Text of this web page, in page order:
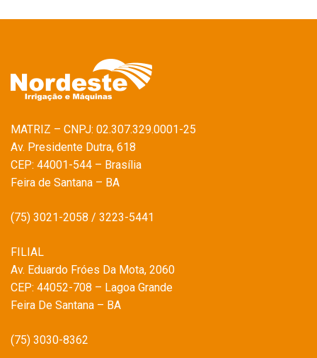
MATRIZ – CNPJ: 02.307.329.0001-25
Av. Presidente Dutra, 618
CEP: 44001-544 – Brasília
Feira de Santana – BA
(75) 3021-2058 / 3223-5441
FILIAL
Av. Eduardo Fróes Da Mota, 2060
CEP: 44052-708 – Lagoa Grande
Feira De Santana – BA
(75) 3030-8362